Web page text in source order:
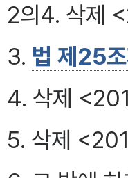
2의4. 삭제
3. 법 제25
4. 삭제
5. 삭제